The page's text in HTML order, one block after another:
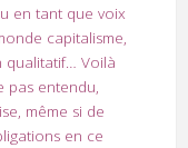
en tant que voix
capitalisme,
qualitatif… Voilà
pas entendu,
même si de
en ce